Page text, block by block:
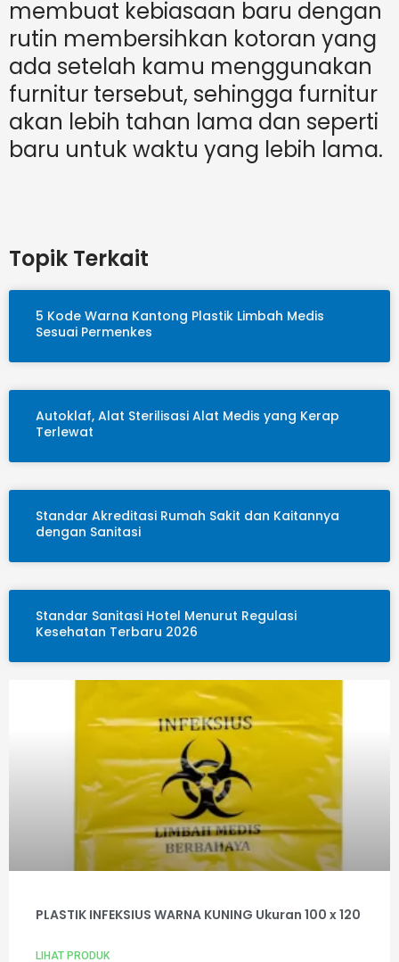
membuat kebiasaan baru dengan
rutin membersihkan kotoran yang
ada setelah kamu menggunakan
furnitur tersebut, sehingga furnitur
akan lebih tahan lama dan seperti
baru untuk waktu yang lebih lama.
Topik Terkait
5 Kode Warna Kantong Plastik Limbah Medis
Sesuai Permenkes
Autoklaf, Alat Sterilisasi Alat Medis yang Kerap
Terlewat
Standar Akreditasi Rumah Sakit dan Kaitannya
dengan Sanitasi
Standar Sanitasi Hotel Menurut Regulasi
Kesehatan Terbaru 2026
PLASTIK INFEKSIUS WARNA KUNING Ukuran 100 x 120
LIHAT PRODUK